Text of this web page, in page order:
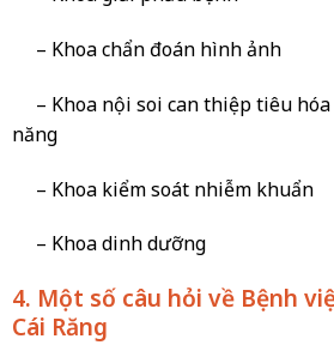
– Khoa chẩn đoán hình ảnh
– Khoa nội soi can thiệp tiêu hóa
năng
– Khoa kiểm soát nhiễm khuẩn
– Khoa dinh dưỡng
4. Một số câu hỏi về Bệnh
Cái Răng